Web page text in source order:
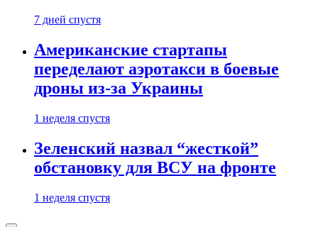
7 дней спустя
Американские стартапы
переделают аэротакси в боевые
дроны из-за Украины
1 неделя спустя
Зеленский назвал “жесткой”
обстановку для ВСУ на фронте
1 неделя спустя